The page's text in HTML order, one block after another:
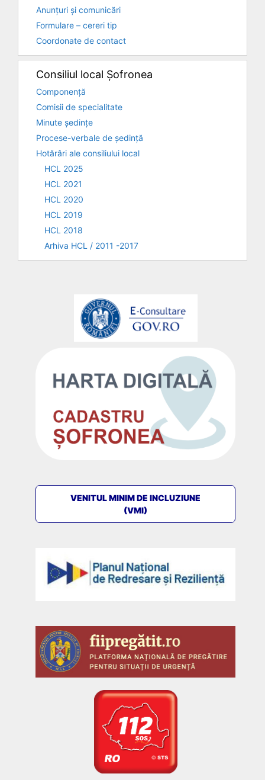
Anunțuri și comunicări
Formulare – cereri tip
Coordonate de contact
Consiliul local Șofronea
Componență
Comisii de specialitate
Minute ședințe
Procese-verbale de ședință
Hotărâri ale consiliului local
HCL 2025
HCL 2021
HCL 2020
HCL 2019
HCL 2018
Arhiva HCL / 2011 -2017
VENITUL MINIM DE INCLUZIUNE
(VMI)